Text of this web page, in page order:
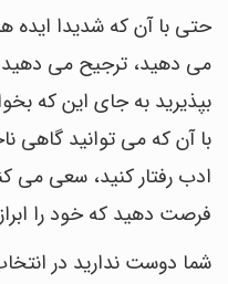
حتی با آن که شدیدا ایده
می دهید، ترجیح می دهید
بپذیرید به جای این که
با آن که می توانید گاهی
ادب رفتار کنید، سعی می
فرصت دهید که خود را
شما دوست ندارید در